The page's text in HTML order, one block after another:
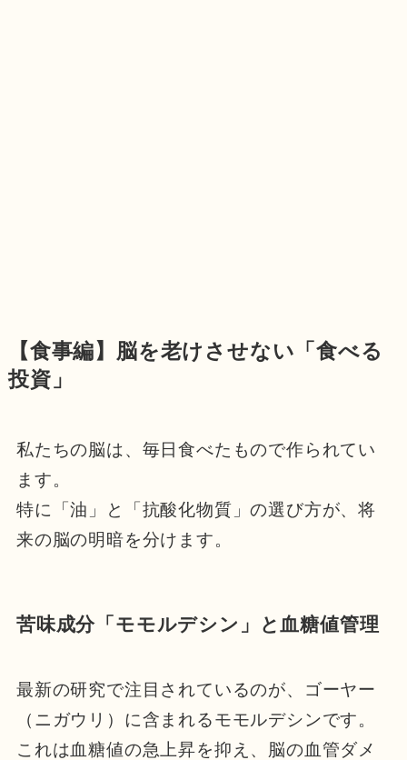
【食事編】脳を老けさせない「食べる
投資」
私たちの脳は、毎日食べたもので作られてい
ます。
特に「油」と「抗酸化物質」の選び方が、将
来の脳の明暗を分けます。
苦味成分「モモルデシン」と血糖値管理
最新の研究で注目されているのが、ゴーヤー
（ニガウリ）に含まれるモモルデシンです。
これは血糖値の急上昇を抑え、脳の血管ダメ